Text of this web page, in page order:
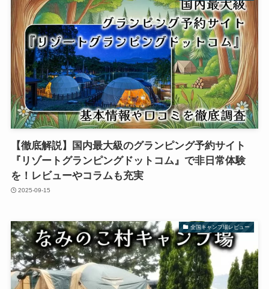
【徹底解説】国内最大級のグランピング予約サイト
『リゾートグランピングドットコム』で非日常体験
を！レビューやコラムも充実
2025-09-15
全国キャンプ場レビュー